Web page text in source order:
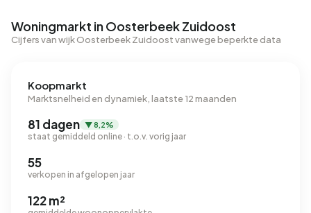
Woningmarkt in Oosterbeek Zuidoost
Cijfers van wijk Oosterbeek Zuidoost vanwege beperkte data
Koopmarkt
Marktsnelheid en dynamiek, laatste 12 maanden
81 dagen ▼ 8,2%
staat gemiddeld online · t.o.v. vorig jaar
55
verkopen in afgelopen jaar
122 m²